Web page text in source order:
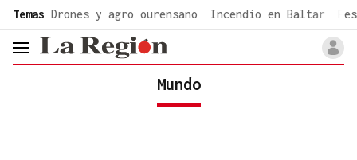
Temas Drones y agro ourensano Incendio en Baltar
header.menu.open
Mundo